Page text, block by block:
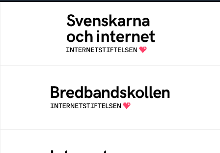
Svenskarna och internet
En årlig studie av svenska folkets
internetvanor
Bredbandskollen är ett oberoende
konsumentverktyg som drivs av
Internetstiftelsen